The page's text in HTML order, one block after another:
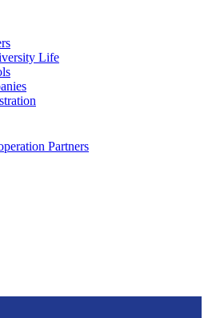
Life
Partners